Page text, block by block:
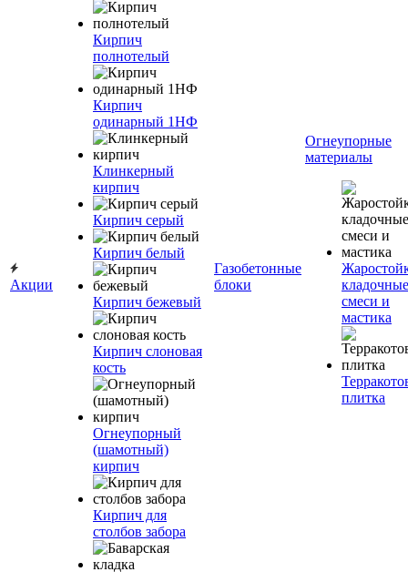
Акции
Кирпич
полнотелый
Кирпич
одинарный 1НФ
Клинкерный
кирпич
Кирпич серый
Кирпич белый
Кирпич бежевый
Кирпич слоновая
кость
Огнеупорный
(шамотный)
кирпич
Кирпич для
столбов забора
Газобетонные
блоки
Огнеупорные
материалы
кладочные
смеси и
мастика
плитка